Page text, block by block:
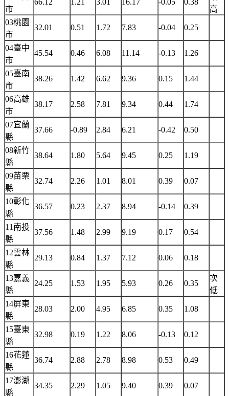
市
高
03桃園
市
32.01 0.51 1.72 7.83 -0.04 0.25
04臺中
市
45.54 0.46 6.08 11.14 -0.13 1.26
05臺南
市
38.26 1.42 6.62 9.36 0.15 1.44
06高雄
市
38.17 2.58 7.81 9.34 0.44 1.74
07宜蘭
縣
37.66 -0.89 2.84 6.21 -0.42 0.50
08新竹
縣
38.64 1.80 5.64 9.45 0.25 1.19
09苗栗
縣
32.74 2.26 1.01 8.01 0.39 0.07
10彰化
縣
36.57 0.23 2.37 8.94 -0.14 0.39
11南投
縣
37.56 1.48 2.99 9.19 0.17 0.54
12雲林
縣
29.13 0.84 1.37 7.12 0.06 0.18
13嘉義
縣
24.25 1.53 1.95 5.93 0.26 0.35
次
低
14屏東
縣
28.03 2.00 4.95 6.85 0.35 1.08
15臺東
縣
32.98 0.19 1.22 8.06 -0.13 0.12
16花蓮
縣
36.74 2.88 2.78 8.98 0.53 0.49
17澎湖
縣
34.35 2.29 1.05 9.40 0.39 0.07